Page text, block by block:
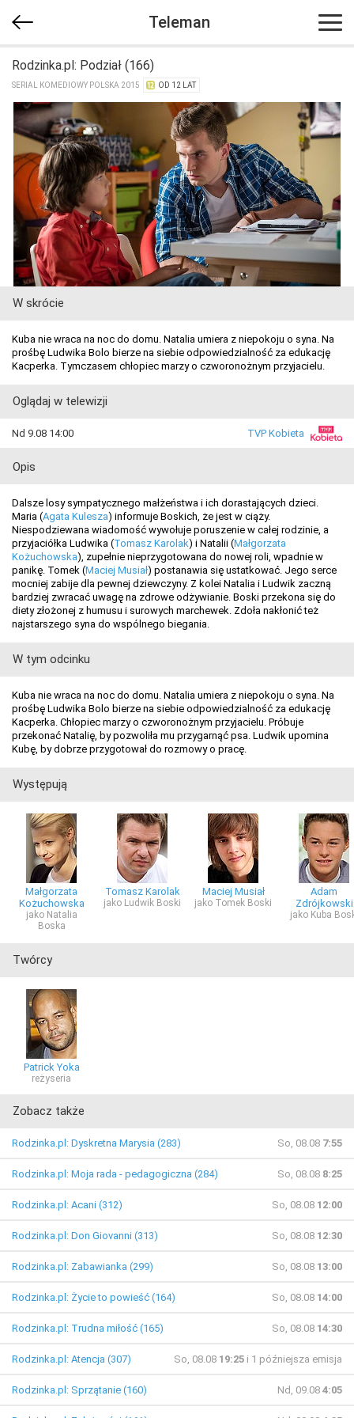
Teleman
Rodzinka.pl: Podział (166)
SERIAL KOMEDIOWY POLSKA 2015 OD 12 LAT
W skrócie
Kuba nie wraca na noc do domu. Natalia umiera z niepokoju o syna. Na
prośbę Ludwika Bolo bierze na siebie odpowiedzialność za edukację
Kacperka. Tymczasem chłopiec marzy o czworonożnym przyjacielu.
Oglądaj w telewizji
Nd 9.08 14:00 TVP Kobieta
Opis
Dalsze losy sympatycznego małżeństwa i ich dorastających dzieci.
Maria (Agata Kulesza) informuje Boskich, że jest w ciąży.
Niespodziewana wiadomość wywołuje poruszenie w całej rodzinie, a
przyjaciółka Ludwika (Tomasz Karolak) i Natalii (Małgorzata
Kożuchowska), zupełnie nieprzygotowana do nowej roli, wpadnie w
panikę. Tomek (Maciej Musiał) postanawia się ustatkować. Jego serce
mocniej zabije dla pewnej dziewczyny. Z kolei Natalia i Ludwik zaczną
bardziej zwracać uwagę na zdrowe odżywianie. Boski przekona się do
diety złożonej z humusu i surowych marchewek. Zdoła nakłonić też
najstarszego syna do wspólnego biegania.
W tym odcinku
Kuba nie wraca na noc do domu. Natalia umiera z niepokoju o syna. Na
prośbę Ludwika Bolo bierze na siebie odpowiedzialność za edukację
Kacperka. Chłopiec marzy o czworonożnym przyjacielu. Próbuje
przekonać Natalię, by pozwoliła mu przygarnąć psa. Ludwik upomina
Kubę, by dobrze przygotował do rozmowy o pracę.
Występują
Małgorzata
Kożuchowska
jako Natalia
Boska
Tomasz Karolak
jako Ludwik Boski
Maciej Musiał
jako Tomek Boski
Adam
Zdrójkowski
jako Kuba
Twórcy
Patrick Yoka
reżyseria
Zobacz także
Rodzinka.pl: Dyskretna Marysia (283) So, 08.08 7:55
Rodzinka.pl: Moja rada - pedagogiczna (284) So, 08.08 8:25
Rodzinka.pl: Acani (312) So, 08.08 12:00
Rodzinka.pl: Don Giovanni (313) So, 08.08 12:30
Rodzinka.pl: Zabawianka (299) So, 08.08 13:00
Rodzinka.pl: Życie to powieść (164) So, 08.08 14:00
Rodzinka.pl: Trudna miłość (165) So, 08.08 14:30
Rodzinka.pl: Atencja (307) So, 08.08 19:25 i 1 późniejsza emisja
Rodzinka.pl: Sprzątanie (160) Nd, 09.08 4:05